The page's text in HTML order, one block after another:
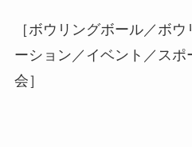
［ボウリングボール／ボ
ーション／イベント／スポ
会］